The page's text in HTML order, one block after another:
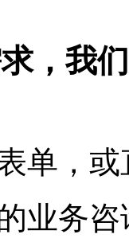
，我
单，或
业务咨